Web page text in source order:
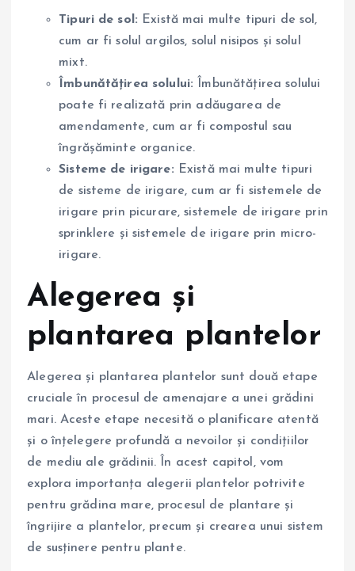
Tipuri de sol: Există mai multe tipuri de sol,
cum ar fi solul argilos, solul nisipos și solul
mixt.
Îmbunătățirea solului: Îmbunătățirea solului
poate fi realizată prin adăugarea de
amendamente, cum ar fi compostul sau
îngrășăminte organice.
Sisteme de irigare: Există mai multe tipuri
de sisteme de irigare, cum ar fi sistemele de
irigare prin picurare, sistemele de irigare prin
sprinklere și sistemele de irigare prin micro-
irigare.
Alegerea și
plantarea plantelor
Alegerea și plantarea plantelor sunt două etape
cruciale în procesul de amenajare a unei grădini
mari. Aceste etape necesită o planificare atentă
și o înțelegere profundă a nevoilor și condițiilor
de mediu ale grădinii. În acest capitol, vom
explora importanța alegerii plantelor potrivite
pentru grădina mare, procesul de plantare și
îngrijire a plantelor, precum și crearea unui sistem
de susținere pentru plante.